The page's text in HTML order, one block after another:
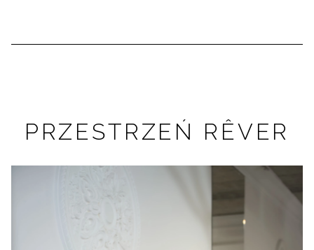
PRZESTRZEŃ RÊVER